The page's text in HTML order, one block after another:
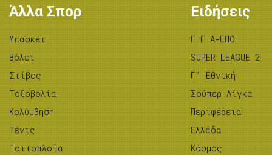
Άλλα Σπορ
Μπάσκετ
Βόλεϊ
Στίβος
Tοξοβολία
Κολύμβηση
Τένις
Ιστιοπλοΐα
Ειδήσεις
Γ.Γ.Α-ΕΠΟ
SUPER LEAGUE 2
Γ’ Εθνική
Σούπερ Λίγκα
Περιφέρεια
Ελλάδα
Κόσμος